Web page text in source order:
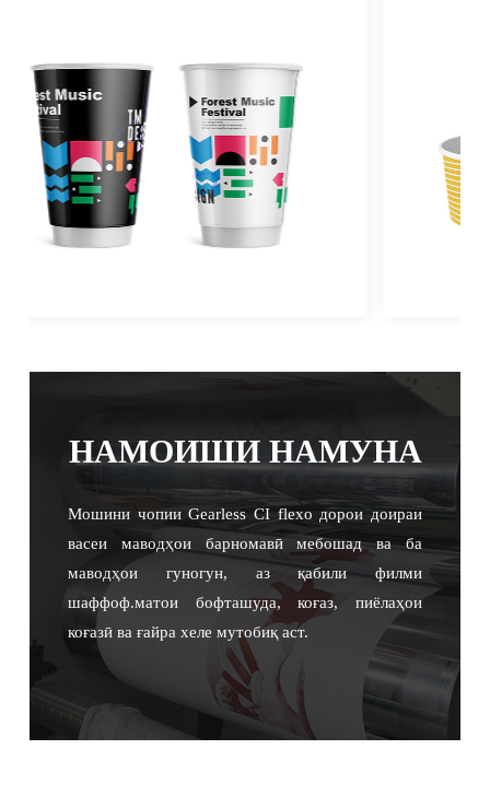
НАМОИШИ НАМУНА
Мошини чопии Gearless CI flexo дорои доираи
васеи маводҳои барномавӣ мебошад ва ба
маводҳои гуногун, аз қабили филми
шаффоф.матои бофташуда, коғаз, пиёлаҳои
коғазӣ ва ғайра хеле мутобиқ аст.